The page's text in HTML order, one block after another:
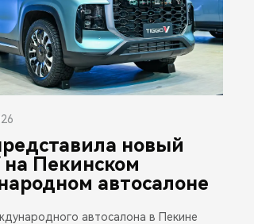
новый
на Пекинском
автосалоне
автосалона в Пекине